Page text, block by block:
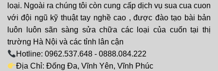
loại. Ngoài ra chúng tôi còn cung cấp dịch vụ sua cua cuon
với đội ngũ kỹ thuật tay nghề cao , được đào tạo bài bản
luôn luôn sãn sàng sửa chữa các loại của cuốn tại thị
trường Hà Nội và các tỉnh lân cận
Hotline: 0962.537.648 - 0888.084.222
Địa Chỉ: Đống Đa, Vĩnh Yên, Vĩnh Phúc